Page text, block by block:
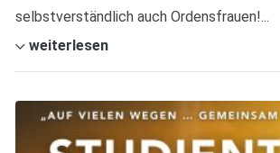
selbstverständlich auch Ordensfrauen!...
weiterlesen